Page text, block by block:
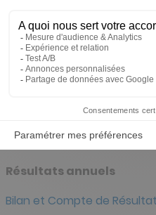
Résultat
net
-114 -217
Rapport d'activité au 1
01/04/2024 au 30/09/2024)
Résultats annuels
Bilan et Compte de